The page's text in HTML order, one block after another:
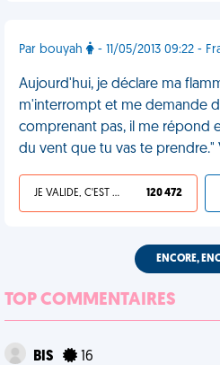
Par bouyah - 11/05/2013 09:22 -
Aujourd'hui, je déclare ma
m'interrompt et me demande
comprenant pas, il me répond
du vent que tu vas te prendre."
JE VALIDE, C'EST UNE VDM 120 472
ENCORE,
TOP COMMENTAIRES
BIS 16